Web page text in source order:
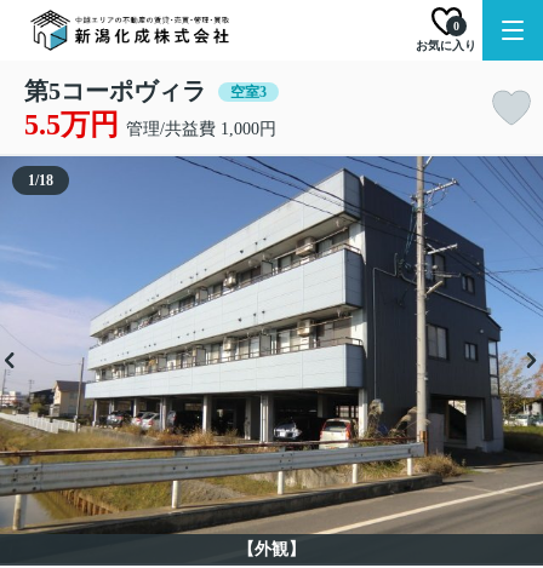
お気に入り
0
第5コーポヴィラ 空室3
5.5万円 管理/共益費 1,000円
【外観】
1/18